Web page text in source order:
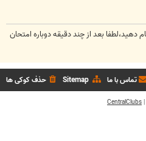
و
دهید،لطفا بعد از چند دقیقه دوباره امتحان
حذف کوکی ها Sitemap تماس با ما
|
CentralClubs